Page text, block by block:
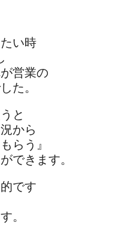
い時
営業の
た。
と
から
らう』
できます。
です
。